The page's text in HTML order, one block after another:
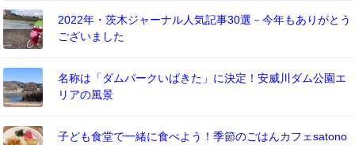
2022年・茨木ジャーナル人気記事30選－今年もありがとう
ございました
名称は「ダムパークいばきた」に決定！安威川ダム公園エ
リアの風景
子ども食堂で一緒に食べよう！季節のごはんカフェsatono